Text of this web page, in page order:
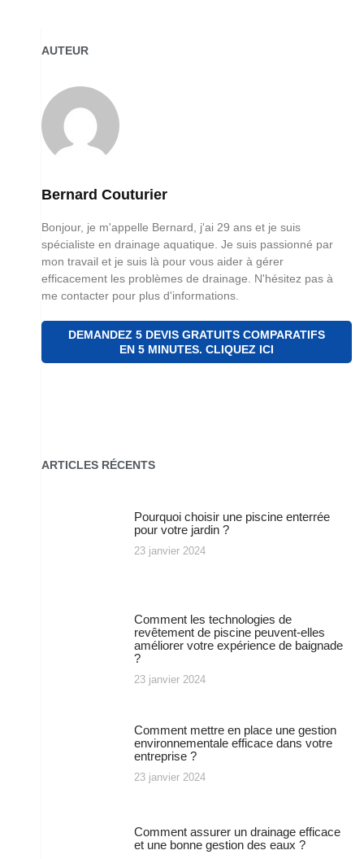
AUTEUR
Bernard Couturier
Bonjour, je m'appelle Bernard, j'ai 29 ans et je suis
spécialiste en drainage aquatique. Je suis passionné par
mon travail et je suis là pour vous aider à gérer
efficacement les problèmes de drainage. N'hésitez pas à
me contacter pour plus d'informations.
DEMANDEZ 5 DEVIS GRATUITS COMPARATIFS
EN 5 MINUTES. CLIQUEZ ICI
ARTICLES RÉCENTS
Pourquoi choisir une piscine enterrée
pour votre jardin ?
23 janvier 2024
Comment les technologies de
revêtement de piscine peuvent-elles
améliorer votre expérience de baignade
?
23 janvier 2024
Comment mettre en place une gestion
environnementale efficace dans votre
entreprise ?
23 janvier 2024
Comment assurer un drainage efficace
et une bonne gestion des eaux ?